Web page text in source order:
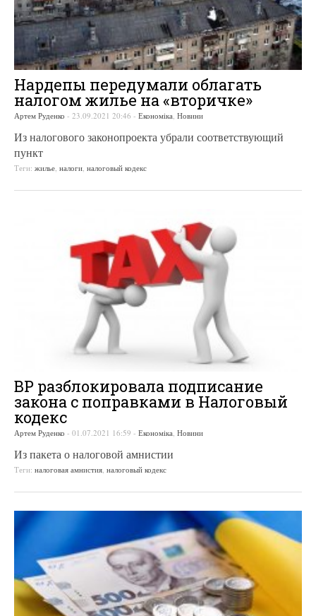
Нардепы передумали облагать
налогом жилье на «вторичке»
Артем Руденко - 23.09.2021 20:46 - Економіка Новини
Из налогового законопроекта убрали соответствующий
пункт
Теги: жилье налоги налоговый кодекс
ВР разблокировала подписание
закона с поправками в Налоговый
кодекс
Артем Руденко - 01.07.2021 16:59 - Економіка, Новини
Из пакета о налоговой амнистии
Теги: налоговая амнистия, налоговый кодекс